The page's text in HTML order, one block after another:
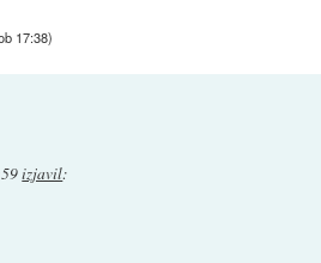
17:38)
izjavil: